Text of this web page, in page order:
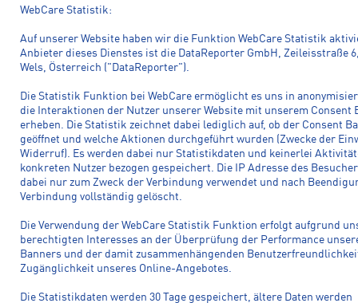
WebCare Statistik:
Auf unserer Website haben wir die Funktion WebCare Statistik
Anbieter dieses Dienstes ist die DataReporter GmbH, Zeileisstraße
Wels, Österreich ("DataReporter").
Die Statistik Funktion bei WebCare ermöglicht es uns in
die Interaktionen der Nutzer unserer Website mit unserem Consent
erheben. Die Statistik zeichnet dabei lediglich auf, ob der Consent
geöffnet und welche Aktionen durchgeführt wurden (Zwecke der
Widerruf). Es werden dabei nur Statistikdaten und keinerlei
konkreten Nutzer bezogen gespeichert. Die IP Adresse des
dabei nur zum Zweck der Verbindung verwendet und nach
Verbindung vollständig gelöscht.
Die Verwendung der WebCare Statistik Funktion erfolgt aufgrund
berechtigten Interesses an der Überprüfung der Performance
Banners und der damit zusammenhängenden
Zugänglichkeit unseres Online-Angebotes.
Die Statistikdaten werden 30 Tage gespeichert, ältere Daten werden